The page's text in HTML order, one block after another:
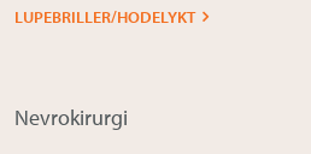
LUPEBRILLER/HODELYKT
Nevrokirurgi